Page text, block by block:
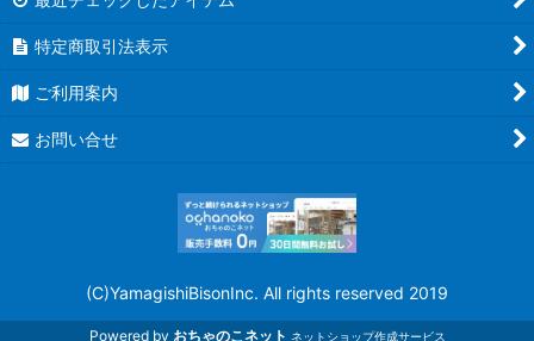
特定商取引法表示
ご利用案内
お問い合せ
(C)YamagishiBisonInc. All rights reserved 2019
Powered by おちゃのこネット ネットショップ作成サービス